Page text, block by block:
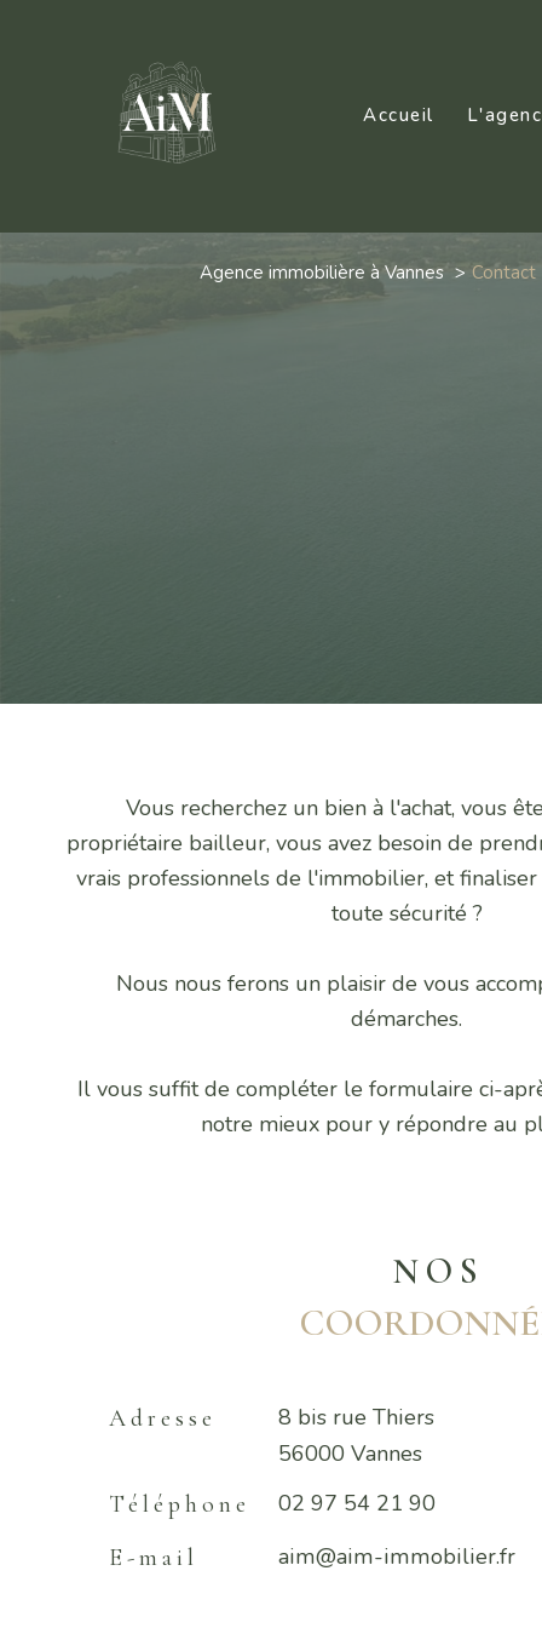
Accueil
Agence immobilière à Vannes contact
Vous recherchez un bien à l'achat, vous
propriétaire bailleur, vous avez besoin de
vrais professionnels de l'immobilier, et
toute sécurité ?
Nous nous ferons un plaisir de vous
démarches.
Il vous suffit de compléter le formulaire ci-
notre mieux pour y répondre au
NOS
Adresse
8 bis rue Thiers
56000 Vannes
Téléphone
02 97 54 21 90
E-mail
aim@aim-immobilier.fr